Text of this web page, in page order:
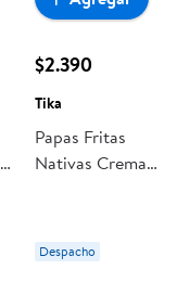
$2.390
Tika
Papas Fritas
Nativas Crema
Despacho